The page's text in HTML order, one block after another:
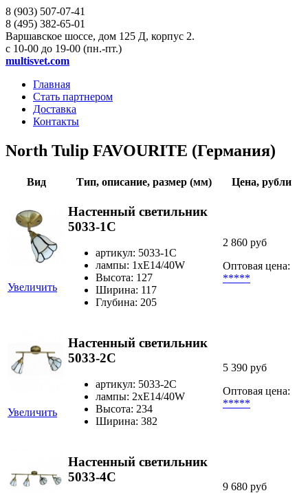
8 (903) 507-07-41
8 (495) 382-65-01
Варшавское шоссе, дом 125 Д, корпус 2.
с 10-00 до 19-00 (пн.-пт.)
multisvet.com
Главная
Стать партнером
Доставка
Контакты
North Tulip FAVOURITE (Германия)
Вид Тип, описание, размер (мм) Цена, рубли
Увеличить
Настенный светильник
5033-1C
артикул: 5033-1C
лампы: 1хE14/40W
Высота: 127
Ширина: 117
Глубина: 205
2 860 руб
Оптовая цена:
*****
Увеличить
Настенный светильник
5033-2C
артикул: 5033-2C
лампы: 2хE14/40W
Высота: 234
Ширина: 382
5 390 руб
Оптовая цена:
*****
Настенный светильник
5033-4C
9 680 руб